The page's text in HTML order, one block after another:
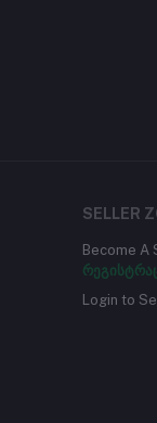
SELLER
Become A
Login to